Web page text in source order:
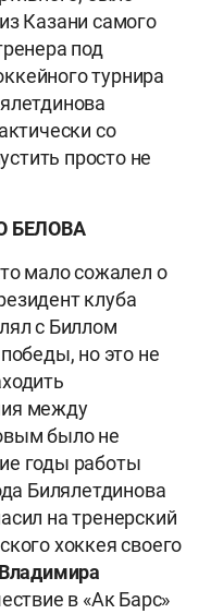
Казани самого
под
турнира
со
просто не
БЕЛОВА
мало сожалел о
клуба
с Биллом
но это не
между
было не
годы работы
Билялетдинова
на тренерский
хоккея своего
Владимира
в «Ак Барс»